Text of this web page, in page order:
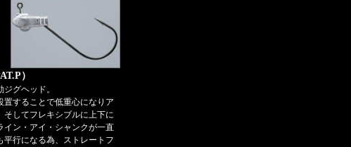
）
グヘッド。
置することで低重心になりア
そしてフレキシブルに上下に
イン・アイ・シャンクが一直
行になる為、ストレートフ